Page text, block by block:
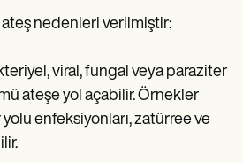
ateş nedenleri verilmiştir:
viral, fungal veya paraziter
ateşe yol açabilir. Örnekler
yolu enfeksiyonları, zatürree ve